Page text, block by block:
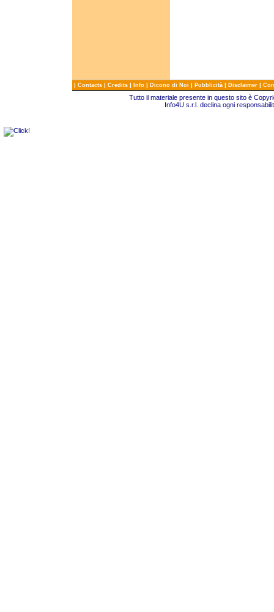
| Contacts | Credits | Info | Dicono di Noi | Pubblicità | Disclaimer |
Tutto il materiale presente in questo sito è
Info4U s.r.l. declina ogni